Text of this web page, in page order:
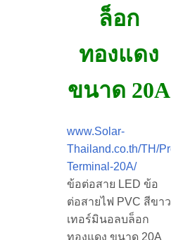
ล็อก
ทองแดง
ขนาด 20A
www.Solar-
Thailand.co.th/TH/
Terminal-20A/
ข้อต่อสาย LED ข้อ
ต่อสายไฟ PVC สีขาว
เทอร์มินอลบล็อก
ทองแดง ขนาด 20A